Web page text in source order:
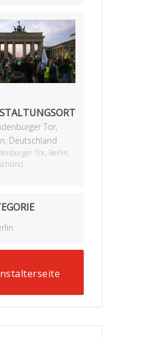
Tor,
Deutschland
Tor, Berlin,